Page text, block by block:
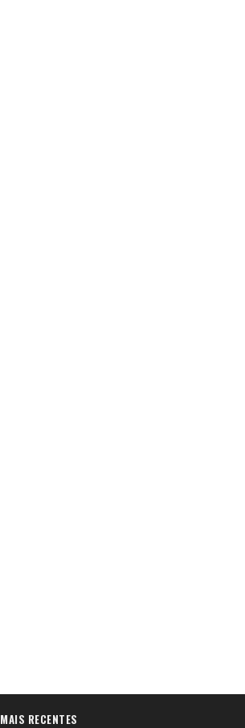
MAIS RECENTES